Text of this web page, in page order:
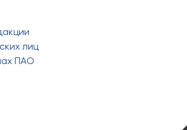
лиц
ПАО